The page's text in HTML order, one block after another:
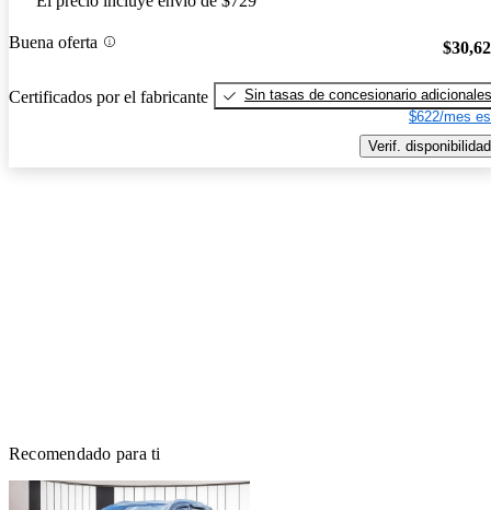
Buena oferta
Certificados por el fabricante
Sin tasas de concesionario adicionales
$622/mes
Verif. disponibilidad
Recomendado para ti